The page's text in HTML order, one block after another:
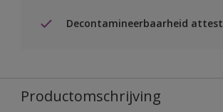
Decontamineerbaarheid attest
Productomschrijving